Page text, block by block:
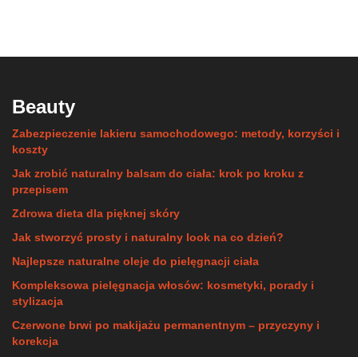
Beauty
Zabezpieczenie lakieru samochodowego: metody, korzyści i
koszty
Jak zrobić naturalny balsam do ciała: krok po kroku z
przepisem
Zdrowa dieta dla pięknej skóry
Jak stworzyć prosty i naturalny look na co dzień?
Najlepsze naturalne oleje do pielęgnacji ciała
Kompleksowa pielęgnacja włosów: kosmetyki, porady i
stylizacja
Czerwone brwi po makijażu permanentnym – przyczyny i
korekcja